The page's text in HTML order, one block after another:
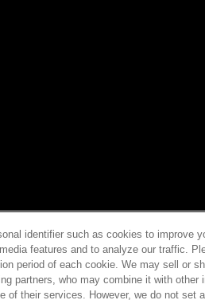
identifier such as cookies to improve
features and to analyze our traffic.
period of each cookie. We may sell or
partners, who may combine it with
of their services. However, we do not set